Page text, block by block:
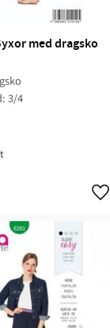
med dragsko
3/4